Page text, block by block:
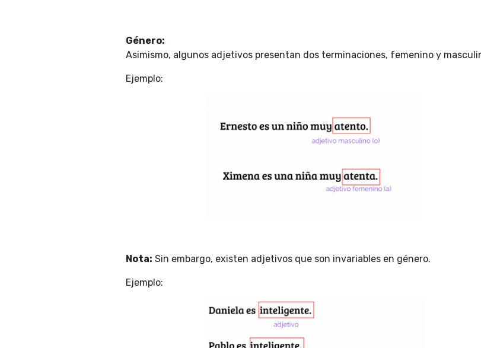
Género:
Asimismo, algunos adjetivos presentan dos terminaciones, femenino y
Ejemplo:
Nota: Sin embargo, existen adjetivos que son invariables en género.
Ejemplo: